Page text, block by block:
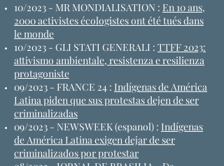
10/2023 - MR MONDIALISATION : En 10 ans,
2000 activistes écologistes ont été tués dans
le monde
10/2023 - GLI STATI GENERALI : TTFF 2023:
attivismo ambientale, resistenza e resilienza
protagoniste
09/2023 - FRANCE 24 : Indígenas de América
Latina piden que sus protestas dejen de ser
criminalizadas
09/2023 - NEWSWEEK (espanol) : Indígenas
de América Latina exigen dejar de ser
criminalizados por protestar